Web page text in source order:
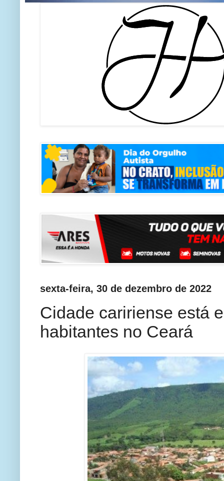
sexta-feira, 30 de dezembro de 2022
Cidade caririense está
habitantes no Ceará